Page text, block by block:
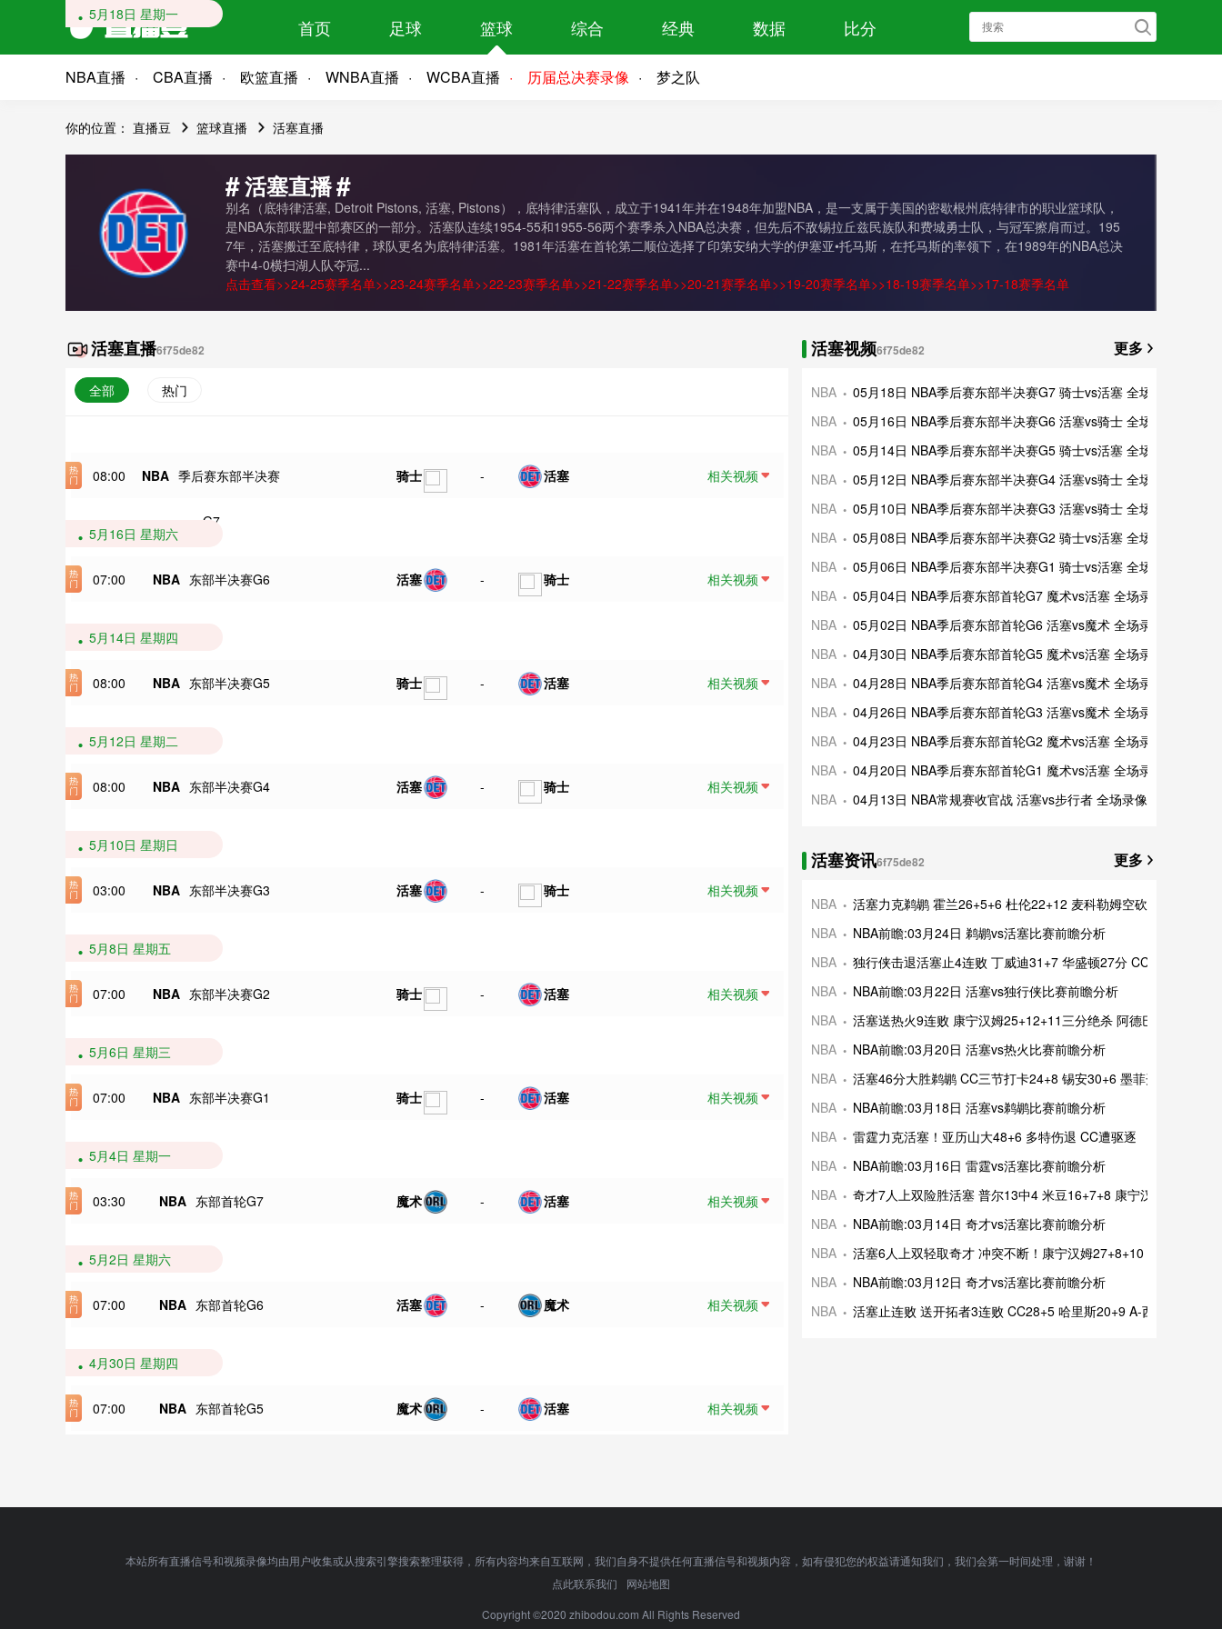
首页 足球 篮球 综合 经典 数据 比分
NBA直播 CBA直播 欧篮直播 WNBA直播 WCBA直播 历届总决赛录像 梦之队
你的位置： 直播豆 篮球直播 活塞直播
#活塞直播#
别名（底特律活塞, Detroit Pistons, 活塞, Pistons），底特律活塞队，成立于1941年并在1948年加盟NBA，是一支属于美国的密歇根州底特律市的职业篮球队，
是NBA东部联盟中部赛区的一部分。活塞队连续1954-55和1955-56两个赛季杀入NBA总决赛，但先后不敌锡拉丘兹民族队和费城勇士队，与冠军擦肩而过。195
7年，活塞搬迁至底特律，球队更名为底特律活塞。1981年活塞在首轮第二顺位选择了印第安纳大学的伊塞亚•托马斯，在托马斯的率领下，在1989年的NBA总决
赛中4-0横扫湖人队夺冠...
点击查看>>24-25赛季名单>>23-24赛季名单>>22-23赛季名单>>21-22赛季名单>>20-21赛季名单>>19-20赛季名单>>18-19赛季名单>>17-18赛季名单
活塞直播6f75de82
全部 热门
5月18日 星期一
08:00 NBA 季后赛东部半决赛
G7
骑士 - 活塞 相关视频
5月16日 星期六
07:00 NBA 东部半决赛G6 活塞 - 骑士 相关视频
5月14日 星期四
08:00 NBA 东部半决赛G5 骑士 - 活塞 相关视频
5月12日 星期二
08:00 NBA 东部半决赛G4 活塞 - 骑士 相关视频
5月10日 星期日
03:00 NBA 东部半决赛G3 活塞 - 骑士 相关视频
5月8日 星期五
07:00 NBA 东部半决赛G2 骑士 - 活塞 相关视频
5月6日 星期三
07:00 NBA 东部半决赛G1 骑士 - 活塞 相关视频
5月4日 星期一
03:30 NBA 东部首轮G7 魔术 - 活塞 相关视频
5月2日 星期六
07:00 NBA 东部首轮G6 活塞 - 魔术 相关视频
4月30日 星期四
07:00 NBA 东部首轮G5 魔术 - 活塞 相关视频
活塞视频 更多
6f75de82
NBA
05月18日 NBA季后赛东部半决赛G7 骑士vs活塞 全场录像及集锦
NBA
05月16日 NBA季后赛东部半决赛G6 活塞vs骑士 全场录像及集锦
NBA
05月14日 NBA季后赛东部半决赛G5 骑士vs活塞 全场录像及集锦
NBA
05月12日 NBA季后赛东部半决赛G4 活塞vs骑士 全场录像及集锦
NBA
05月10日 NBA季后赛东部半决赛G3 活塞vs骑士 全场录像及集锦
NBA
05月08日 NBA季后赛东部半决赛G2 骑士vs活塞 全场录像及集锦
NBA
05月06日 NBA季后赛东部半决赛G1 骑士vs活塞 全场录像及集锦
NBA
05月04日 NBA季后赛东部首轮G7 魔术vs活塞 全场录像及集锦
NBA
05月02日 NBA季后赛东部首轮G6 活塞vs魔术 全场录像及集锦
NBA
04月30日 NBA季后赛东部首轮G5 魔术vs活塞 全场录像及集锦
NBA
04月28日 NBA季后赛东部首轮G4 活塞vs魔术 全场录像及集锦
NBA
04月26日 NBA季后赛东部首轮G3 活塞vs魔术 全场录像及集锦
NBA
04月23日 NBA季后赛东部首轮G2 魔术vs活塞 全场录像及集锦
NBA
04月20日 NBA季后赛东部首轮G1 魔术vs活塞 全场录像及集锦
NBA
04月13日 NBA常规赛收官战 活塞vs步行者 全场录像及集锦
活塞资讯 更多
6f75de82
NBA
活塞力克鹈鹕 霍兰26+5+6 杜伦22+12 麦科勒姆空砍40+5+7
NBA
NBA前瞻:03月24日 鹈鹕vs活塞比赛前瞻分析
NBA
独行侠击退活塞止4连败 丁威迪31+7 华盛顿27分 CC35+7+6
NBA
NBA前瞻:03月22日 活塞vs独行侠比赛前瞻分析
NBA
活塞送热火9连败 康宁汉姆25+12+11三分绝杀 阿德巴约30+9+8
NBA
NBA前瞻:03月20日 活塞vs热火比赛前瞻分析
NBA
活塞46分大胜鹈鹕 CC三节打卡24+8 锡安30+6 墨菲开场伤退
NBA
NBA前瞻:03月18日 活塞vs鹈鹕比赛前瞻分析
NBA
雷霆力克活塞！亚历山大48+6 多特伤退 CC遭驱逐
NBA
NBA前瞻:03月16日 雷霆vs活塞比赛前瞻分析
NBA
奇才7人上双险胜活塞 普尔13中4 米豆16+7+8 康宁汉姆38+10
NBA
NBA前瞻:03月14日 奇才vs活塞比赛前瞻分析
NBA
活塞6人上双轻取奇才 冲突不断！康宁汉姆27+8+10 普尔15+5
NBA
NBA前瞻:03月12日 奇才vs活塞比赛前瞻分析
NBA
活塞止连败 送开拓者3连败 CC28+5 哈里斯20+9 A-西蒙斯34分
本站所有直播信号和视频录像均由用户收集或从搜索引擎搜索整理获得，所有内容均来自互联网，我们自身不提供任何直播信号和视频内容，如有侵犯您的权益请通知我们，我们会第一时间处理，谢谢！
点此联系我们
网站地图
Copyright ©2020 zhibodou.com All Rights Reserved